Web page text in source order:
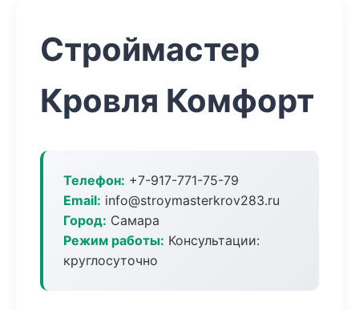
Строймастер
Кровля Комфорт
Телефон: +7-917-771-75-79
Email: info@stroymasterkrov283.ru
Город: Самара
Режим работы: Консультации:
круглосуточно